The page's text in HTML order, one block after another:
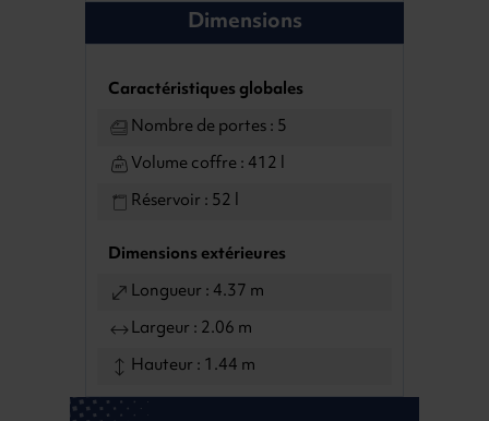
Dimensions
Caractéristiques globales
Nombre de portes : 5
Volume coffre : 412 l
Réservoir : 52 l
Dimensions extérieures
Longueur : 4.37 m
Largeur : 2.06 m
Hauteur : 1.44 m